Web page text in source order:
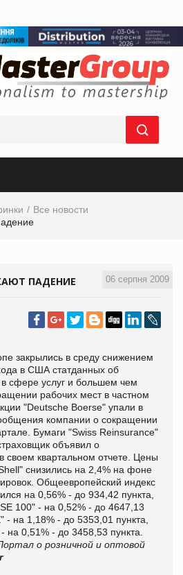
Все новости
06 серпня 2009
ПАДЕНИЕ
закрылись в среду снижением
в США статданных об
сфере услуг и большем чем
рабочих мест в частном
"Deutsche Boerse" упали в
компании о сокращении
Бумаги "Swiss Reinsurance"
объявил о
своем квартальном отчете. Цены
снизились на 2,4% на фоне
Общеевропейский индекс
на 0,56% - до 934,42 пункта,
100" - на 0,52% - до 4647,13
- на 1,18% - до 5353,01 пункта,
на 0,51% - до 3458,53 пункта.
о розничной и оптовой